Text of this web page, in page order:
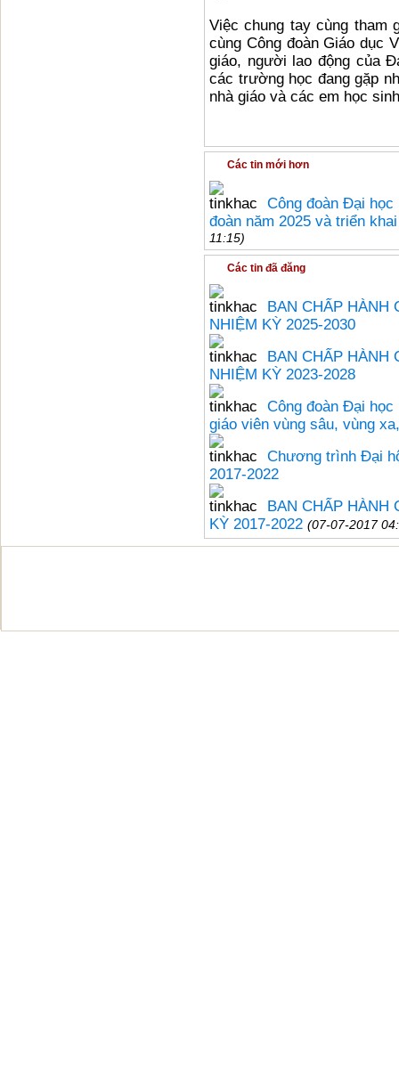
Việc chung tay cùng tham
cùng Công đoàn Giáo dục
giáo, người lao động của
các trường học đang gặp
nhà giáo và các em học
Các tin mới hơn
Công đoàn Đại học
đoàn năm 2025 và triển
11:15)
Các tin đã đăng
BAN CHẤP HÀNH
NHIỆM KỲ 2025-2030
BAN CHẤP HÀNH
NHIỆM KỲ 2023-2028
Công đoàn Đại học
giáo viên vùng sâu, vùng
Chương trình Đại
2017-2022
BAN CHẤP HÀNH
KỲ 2017-2022 (07-07-2017